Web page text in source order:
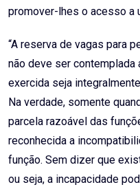
promover-lhes o acesso a
“A reserva de vagas para
não deve ser contemplada
exercida seja
Na verdade, somente
parcela razoável das
reconhecida a
função. Sem dizer que
ou seja, a incapacidade